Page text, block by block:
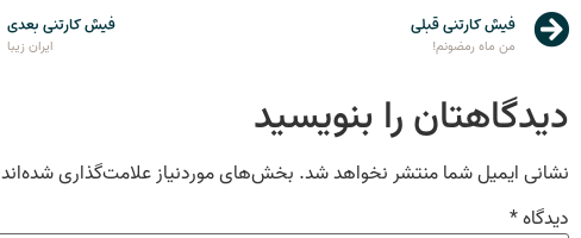
فیش کارتنی قبلی
من ماه رمضونم!
فیش کارتنی بعدی
ایران زیبا
دیدگاهتان را بنویسید
نشانی ایمیل شما منتشر نخواهد شد. بخش‌های موردنیاز علامت‌گذاری شده‌اند
دیدگاه*